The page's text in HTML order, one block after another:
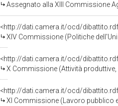
Assegnato alla XIII Commissione
<http://dati.camera.it/ocd/
XIV Commissione (Politiche
<http://dati.camera.it/ocd/
X Commissione (Attività
<http://dati.camera.it/ocd/
XI Commissione (Lavoro pubblico